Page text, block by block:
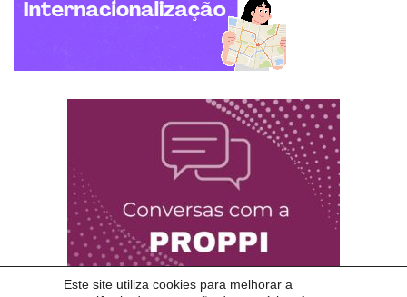
Este site utiliza cookies para melhorar a